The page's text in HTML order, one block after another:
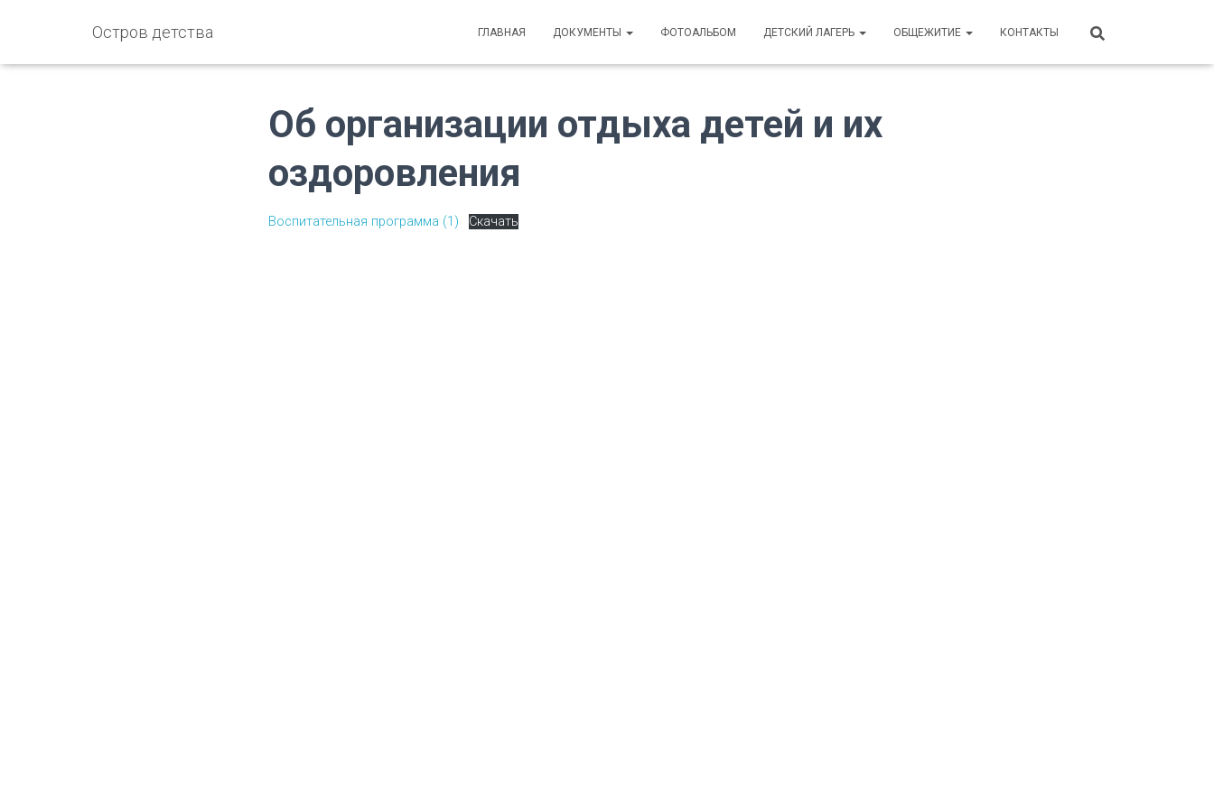
Остров детства ГЛАВНАЯ ДОКУМЕНТЫ ФОТОАЛЬБОМ ДЕТСКИЙ ЛАГЕРЬ ОБЩЕЖИТИЕ КОНТАКТЫ
Об организации отдыха детей и их
оздоровления
Воспитательная программа (1) Скачать